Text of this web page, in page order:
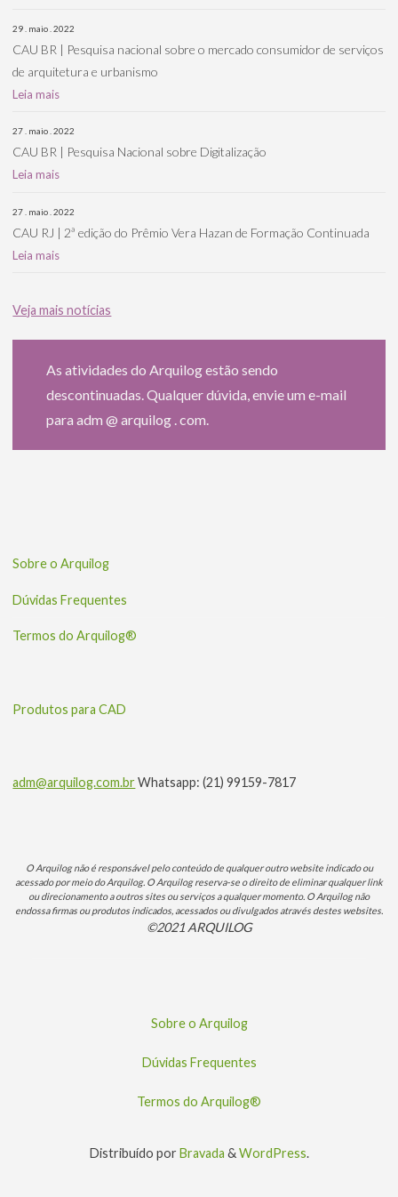
29 . maio . 2022
CAU BR | Pesquisa nacional sobre o mercado consumidor de serviços
de arquitetura e urbanismo
Leia mais
27 . maio . 2022
CAU BR | Pesquisa Nacional sobre Digitalização
Leia mais
27 . maio . 2022
CAU RJ | 2ª edição do Prêmio Vera Hazan de Formação Continuada
Leia mais
Veja mais notícias
As atividades do Arquilog estão sendo
descontinuadas. Qualquer dúvida, envie um e-mail
para adm @ arquilog . com.
Sobre o Arquilog
Dúvidas Frequentes
Termos do Arquilog®
Produtos para CAD
adm@arquilog.com.brWhatsapp: (21) 99159-7817
O Arquilog não é responsável pelo conteúdo de qualquer outro website indicado ou
acessado por meio do Arquilog. O Arquilog reserva-se o direito de eliminar qualquer link
ou direcionamento a outros sites ou serviços a qualquer momento. O Arquilog não
endossa firmas ou produtos indicados, acessados ou divulgados através destes websites.
©2021 ARQUILOG
Sobre o Arquilog
Dúvidas Frequentes
Termos do Arquilog®
Distribuído por Bravada &WordPress.